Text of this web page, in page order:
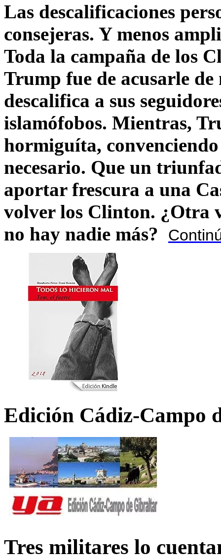
Las descalificaciones
consejeras. Y menos
Toda la campaña de los
Trump fue de acusarle
descalifica a sus
islamófobos. Mientras,
hormiguíta,
necesario. Que un
aportar frescura a una
volver los Clinton. ¿Otra
no hay nadie más?
Edición Cádiz-Campo
Tres militares lo